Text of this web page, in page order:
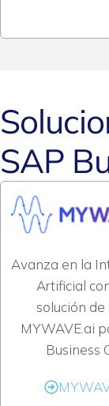
SAP
Avanza en la
Artificial
solución de
MYWAVE.ai
Business